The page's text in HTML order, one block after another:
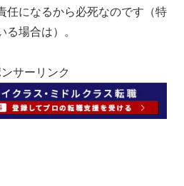
任になるから必死なのです（特
る場合は）。
サーリンク